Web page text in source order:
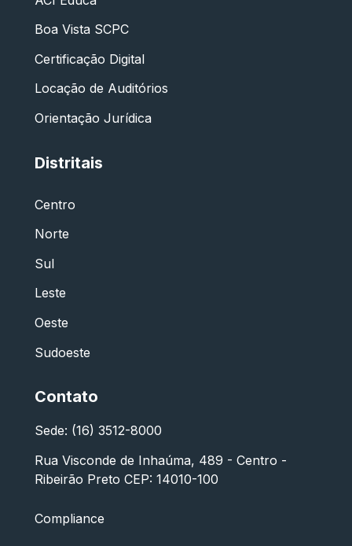
Boa Vista SCPC
Certificação Digital
Locação de Auditórios
Orientação Jurídica
Distritais
Centro
Norte
Sul
Leste
Oeste
Sudoeste
Contato
Sede: (16) 3512-8000
Rua Visconde de Inhaúma, 489 - Centro -
Ribeirão Preto CEP: 14010-100
Compliance